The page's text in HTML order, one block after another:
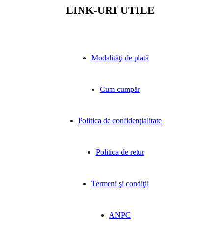
LINK-URI UTILE
Modalităţi de plată
Cum cumpăr
Politica de confidenţialitate
Politica de retur
Termeni şi condiţii
ANPC